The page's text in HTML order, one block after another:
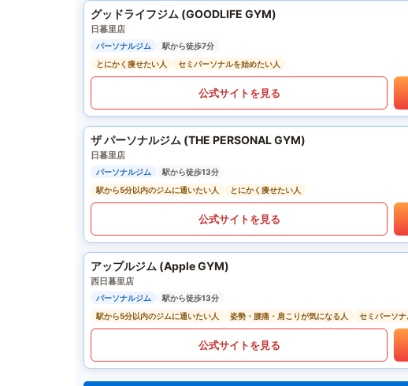
グッドライフジム (GOODLIFE GYM)
日暮里店
パーソナルジム
駅から徒歩7分
とにかく痩せたい人
セミパーソナルを始めたい人
公式サイトを見る
ザ パーソナルジム (THE PERSONAL GYM)
日暮里店
パーソナルジム
駅から徒歩13分
駅から5分以内のジムに通いたい人
とにかく痩せたい人
公式サイトを見る
アップルジム (Apple GYM)
西日暮里店
パーソナルジム
駅から徒歩13分
駅から5分以内のジムに通いたい人
姿勢・腰痛・肩こりが気になる人 セミパーソ
公式サイトを見る